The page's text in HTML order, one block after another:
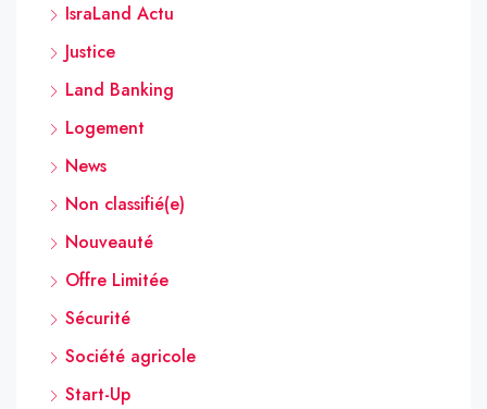
IsraLand Actu
Justice
Land Banking
Logement
News
Non classifié(e)
Nouveauté
Offre Limitée
Sécurité
Société agricole
Start-Up